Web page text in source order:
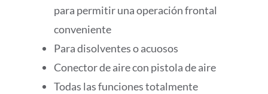
para permitir una operación frontal
conveniente
Para disolventes o acuosos
Conector de aire con pistola de aire
Todas las funciones totalmente